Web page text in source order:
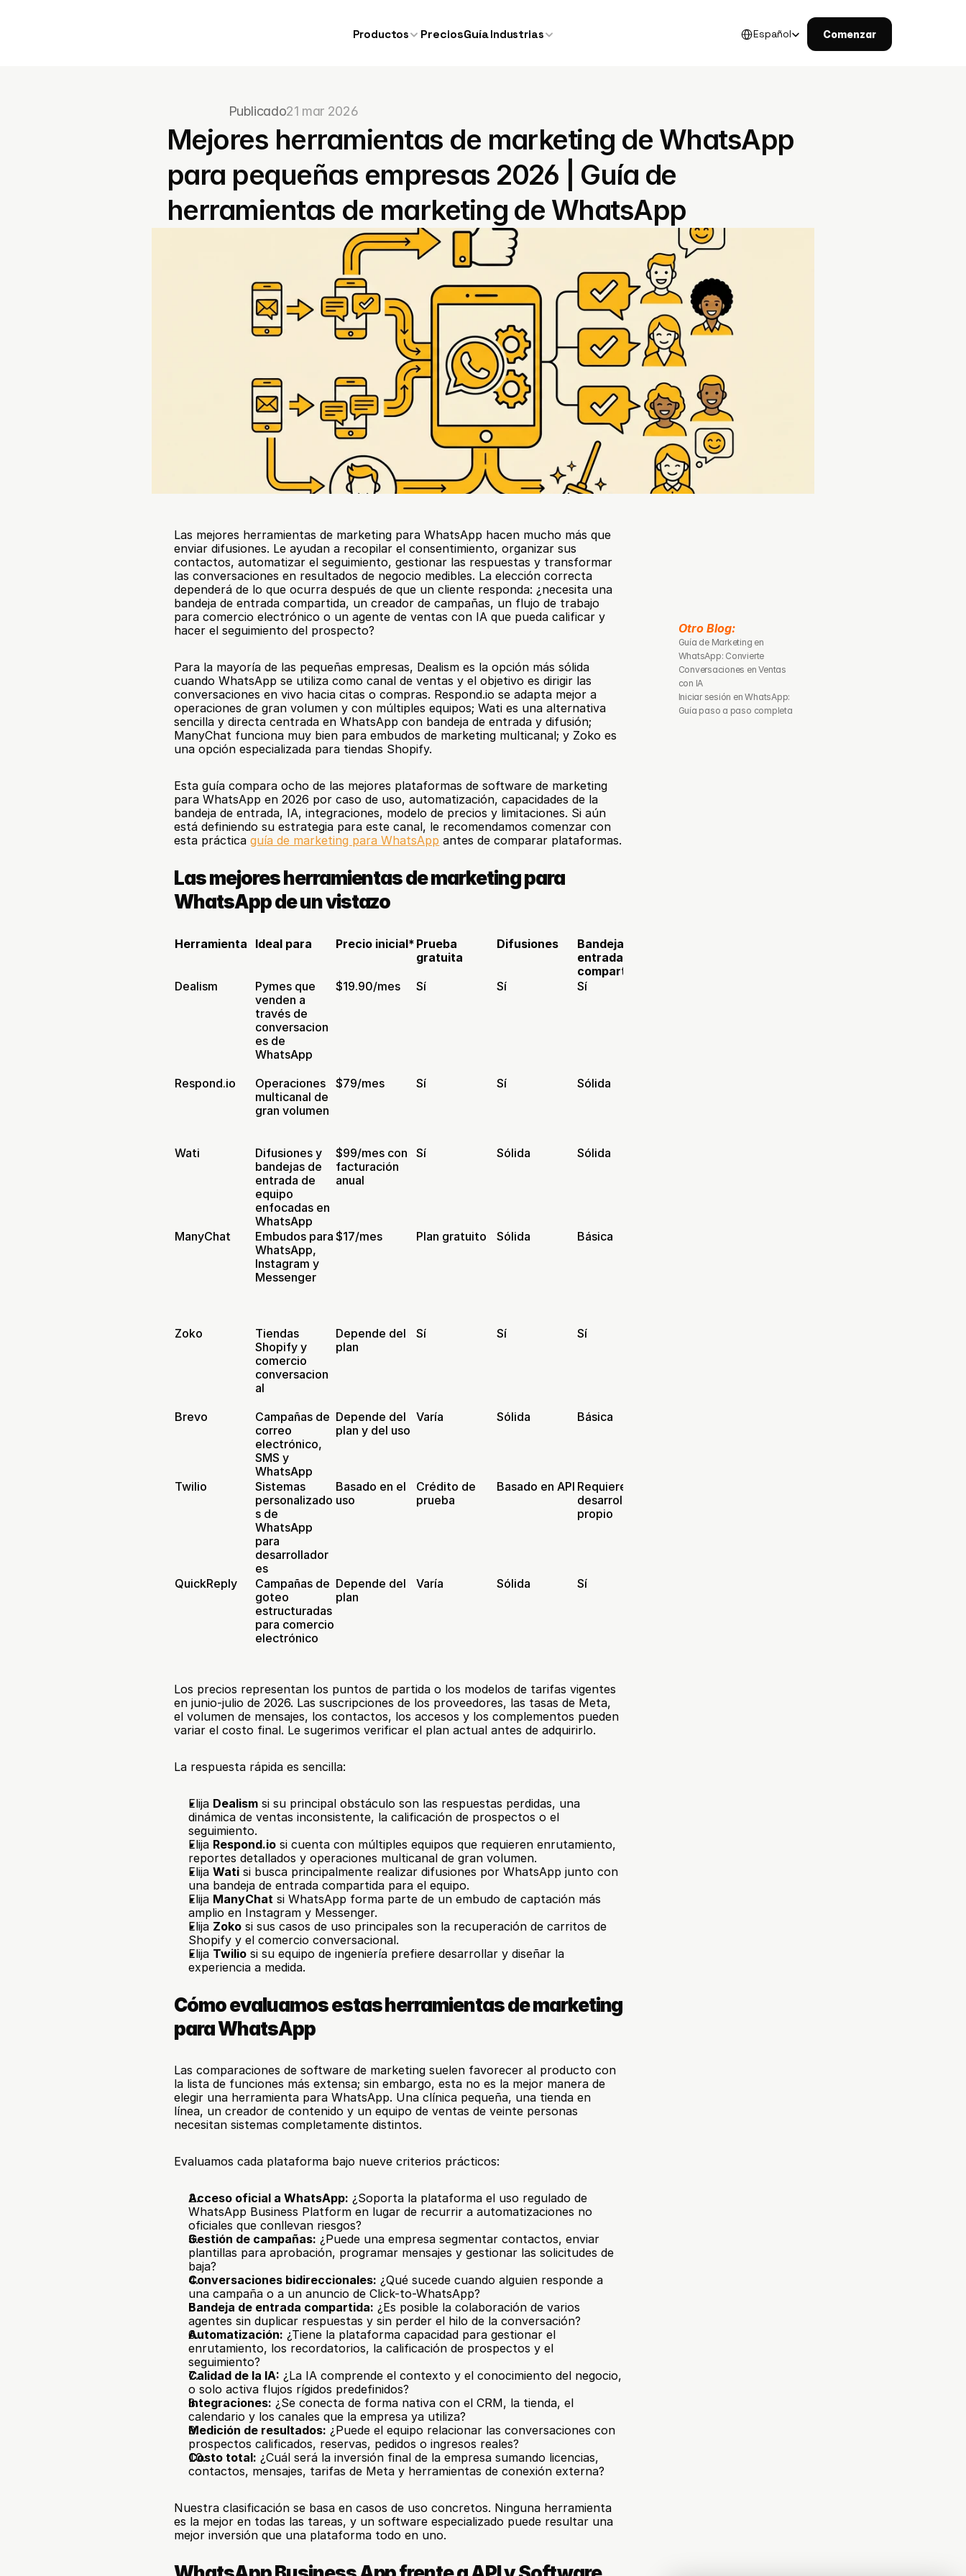
Productos PreciosGuíaIndustrias Español Comenzar
Publicado21 mar 2026
Mejores herramientas de marketing de WhatsApp
para pequeñas empresas 2026 | Guía de
herramientas de marketing de WhatsApp
Las mejores herramientas de marketing para WhatsApp hacen mucho más que
enviar difusiones. Le ayudan a recopilar el consentimiento, organizar sus
contactos, automatizar el seguimiento, gestionar las respuestas y transformar
las conversaciones en resultados de negocio medibles. La elección correcta
dependerá de lo que ocurra después de que un cliente responda: ¿necesita una
bandeja de entrada compartida, un creador de campañas, un flujo de trabajo
para comercio electrónico o un agente de ventas con IA que pueda calificar y
hacer el seguimiento del prospecto?
Para la mayoría de las pequeñas empresas, Dealism es la opción más sólida
cuando WhatsApp se utiliza como canal de ventas y el objetivo es dirigir las
conversaciones en vivo hacia citas o compras. Respond.io se adapta mejor a
operaciones de gran volumen y con múltiples equipos; Wati es una alternativa
sencilla y directa centrada en WhatsApp con bandeja de entrada y difusión;
ManyChat funciona muy bien para embudos de marketing multicanal; y Zoko es
una opción especializada para tiendas Shopify.
Esta guía compara ocho de las mejores plataformas de software de marketing
para WhatsApp en 2026 por caso de uso, automatización, capacidades de la
bandeja de entrada, IA, integraciones, modelo de precios y limitaciones. Si aún
está definiendo su estrategia para este canal, le recomendamos comenzar con
esta práctica guía de marketing para WhatsApp antes de comparar plataformas.
Las mejores herramientas de marketing para
WhatsApp de un vistazo
Herramienta Ideal para Precio inicial* Prueba
gratuita
Difusiones
Bandeja de
entrada
compartida
Dealism
Pymes que
venden a
través de
conversacion
es de
WhatsApp
$19.90/mes Sí Sí Sí
Respond.io
Operaciones
multicanal de
gran volumen
$79/mes Sí Sí Sólida
Wati
Difusiones y
bandejas de
entrada de
equipo
enfocadas en
WhatsApp
$99/mes con
facturación
anual
Sí Sólida Sólida
ManyChat
Embudos para
WhatsApp,
Instagram y
Messenger
$17/mes Plan gratuito Sólida Básica
Zoko
Tiendas
Shopify y
comercio
conversacion
al
Depende del
plan
Sí Sí Sí
Brevo
Campañas de
correo
electrónico,
SMS y
WhatsApp
Depende del
plan y del uso
Varía Sólida Básica
Twilio
Sistemas
personalizado
s de
WhatsApp
para
desarrollador
es
Basado en el
uso
Crédito de
prueba
Basado en API Requiere
desarrollo
propio
QuickReply
Campañas de
goteo
estructuradas
para comercio
electrónico
Depende del
plan
Varía Sólida Sí
Los precios representan los puntos de partida o los modelos de tarifas vigentes
en junio-julio de 2026. Las suscripciones de los proveedores, las tasas de Meta,
el volumen de mensajes, los contactos, los accesos y los complementos pueden
variar el costo final. Le sugerimos verificar el plan actual antes de adquirirlo.
La respuesta rápida es sencilla:
Elija Dealism si su principal obstáculo son las respuestas perdidas, una
dinámica de ventas inconsistente, la calificación de prospectos o el
seguimiento.
Elija Respond.io si cuenta con múltiples equipos que requieren enrutamiento,
reportes detallados y operaciones multicanal de gran volumen.
Elija Wati si busca principalmente realizar difusiones por WhatsApp junto con
una bandeja de entrada compartida para el equipo.
Elija ManyChat si WhatsApp forma parte de un embudo de captación más
amplio en Instagram y Messenger.
Elija Zoko si sus casos de uso principales son la recuperación de carritos de
Shopify y el comercio conversacional.
Elija Twilio si su equipo de ingeniería prefiere desarrollar y diseñar la
experiencia a medida.
Cómo evaluamos estas herramientas de marketing
para WhatsApp
Las comparaciones de software de marketing suelen favorecer al producto con
la lista de funciones más extensa; sin embargo, esta no es la mejor manera de
elegir una herramienta para WhatsApp. Una clínica pequeña, una tienda en
línea, un creador de contenido y un equipo de ventas de veinte personas
necesitan sistemas completamente distintos.
Evaluamos cada plataforma bajo nueve criterios prácticos:
Acceso oficial a WhatsApp: ¿Soporta la plataforma el uso regulado de
WhatsApp Business Platform en lugar de recurrir a automatizaciones no
oficiales que conllevan riesgos?
Gestión de campañas: ¿Puede una empresa segmentar contactos, enviar
plantillas para aprobación, programar mensajes y gestionar las solicitudes de
baja?
Conversaciones bidireccionales: ¿Qué sucede cuando alguien responde a
una campaña o a un anuncio de Click-to-WhatsApp?
Bandeja de entrada compartida: ¿Es posible la colaboración de varios
agentes sin duplicar respuestas y sin perder el hilo de la conversación?
Automatización: ¿Tiene la plataforma capacidad para gestionar el
enrutamiento, los recordatorios, la calificación de prospectos y el
seguimiento?
Calidad de la IA: ¿La IA comprende el contexto y el conocimiento del negocio,
o solo activa flujos rígidos predefinidos?
Integraciones: ¿Se conecta de forma nativa con el CRM, la tienda, el
calendario y los canales que la empresa ya utiliza?
Medición de resultados: ¿Puede el equipo relacionar las conversaciones con
prospectos calificados, reservas, pedidos o ingresos reales?
Costo total: ¿Cuál será la inversión final de la empresa sumando licencias,
contactos, mensajes, tarifas de Meta y herramientas de conexión externa?
Nuestra clasificación se basa en casos de uso concretos. Ninguna herramienta
es la mejor en todas las tareas, y un software especializado puede resultar una
mejor inversión que una plataforma todo en uno.
Otro Blog:
Guía de Marketing en
WhatsApp: Convierte
Conversaciones en Ventas
con IA
Iniciar sesión en WhatsApp:
Guía paso a paso completa